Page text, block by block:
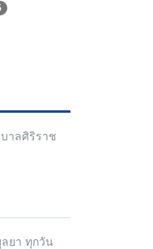
าลศิริราช
ยา ทุกวัน